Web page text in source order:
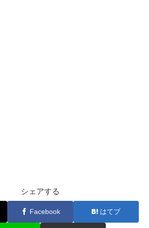
シェアする
Facebook はてブ